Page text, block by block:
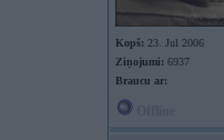
Kopš: 23. Jul 2006
Ziņojumi: 6937
Braucu ar: